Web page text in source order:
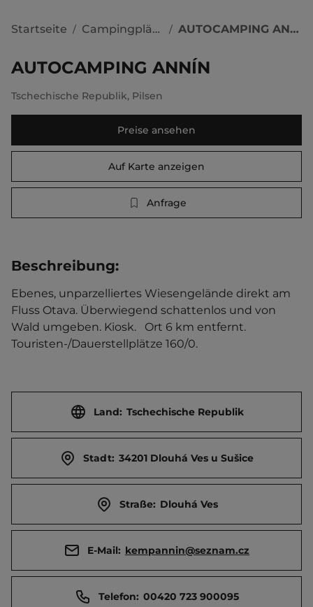
Startseite / Campingplätze / AUTOCAMPING ANNÍN
AUTOCAMPING ANNÍN
Tschechische Republik, Pilsen
Preise ansehen
Auf Karte anzeigen
Anfrage
Beschreibung:
Ebenes, unparzelliertes Wiesengelände direkt am
Fluss Otava. Überwiegend schattenlos und von
Wald umgeben. Kiosk.   Ort 6 km entfernt.
Touristen-/Dauerstellplätze 160/0.
Land: Tschechische Republik
Stadt: 34201 Dlouhá Ves u Sušice
Straße: Dlouhá Ves
E-Mail: kempannin@seznam.cz
Telefon: 00420 723 900095